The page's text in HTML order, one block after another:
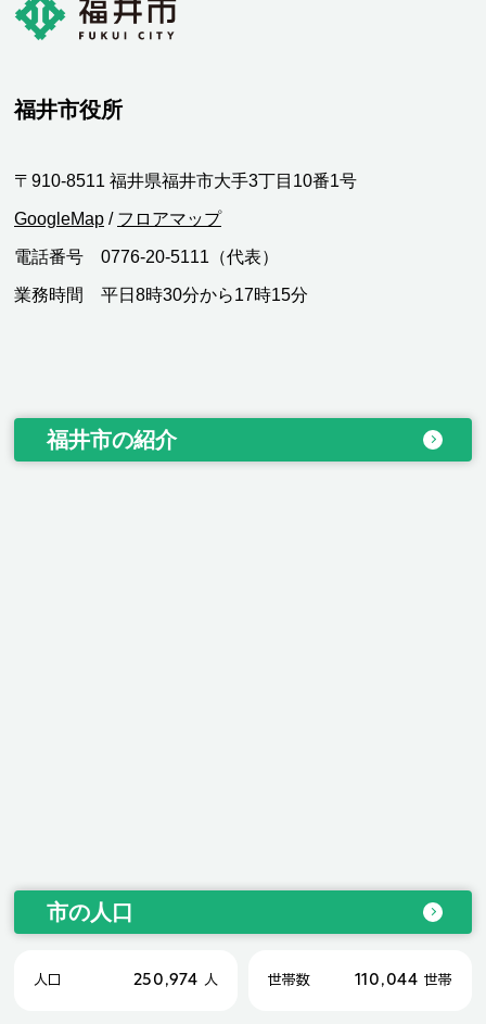
福井市役所
〒910-8511 福井県福井市大手3丁目10番1号
GoogleMap / フロアマップ
電話番号 0776-20-5111（代表）
業務時間 平日8時30分から17時15分
福井市の紹介
市の人口
人口 250,974 人 世帯数 110,044 世帯